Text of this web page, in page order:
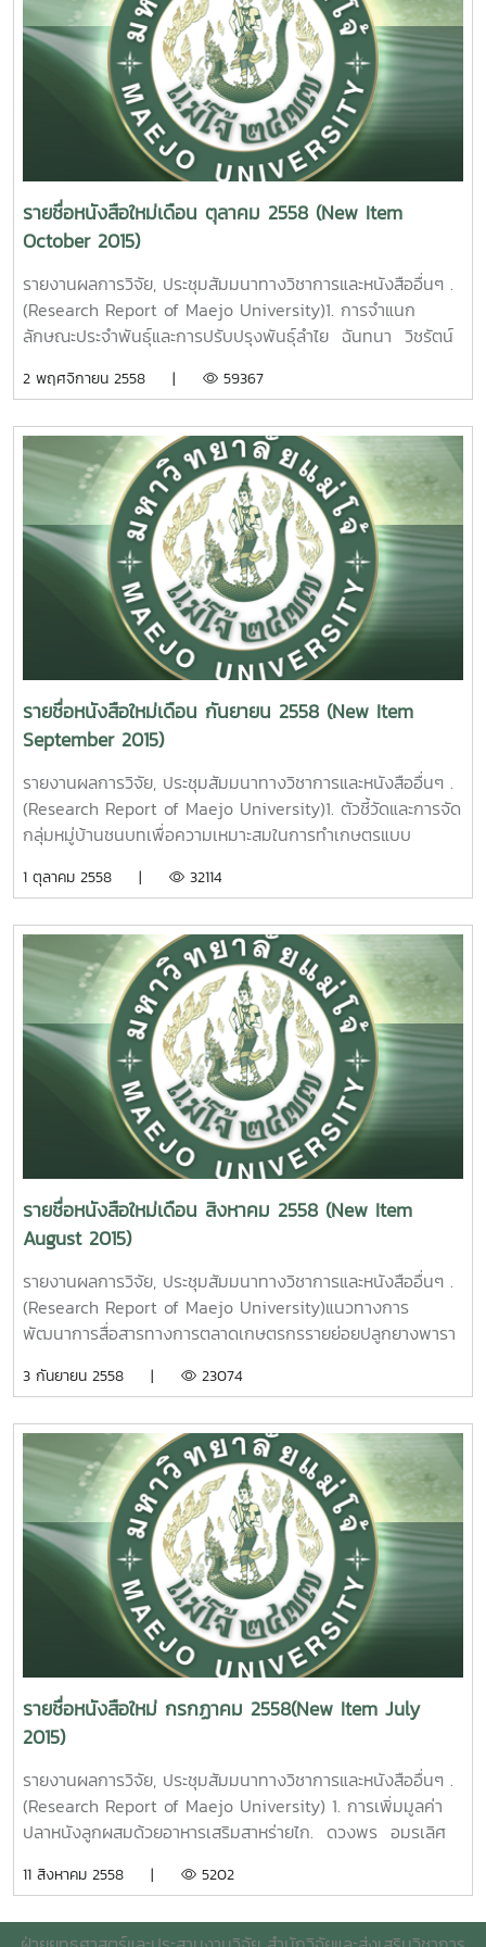
รายชื่อหนังสือใหม่เดือน ตุลาคม 2558 (New Item
October 2015)
รายงานผลการวิจัย, ประชุมสัมมนาทางวิชาการและหนังสืออื่นๆ .
(Research Report of Maejo University)1. การจำแนก
ลักษณะประจำพันธุ์และการปรับปรุงพันธุ์ลำไย ฉันทนา วิชรัตน์
หนังสือ 2558 / ช38. 09 Classification of Longan
Wicharatana Maejo University. 2015. 2. อิทธิพลของ
ต้นตอลำไยต่อการเจริญเติบโตทนแล้งและทนโรคของลำไยพันธุ์
ดอ. นพพร บุญปลอด รายงานผลการวิจัยมหาวิทยาลัยแม่
โจ้44หน้า.เลขเรียกหนังสือ 2558 /ช38. 10 The Influence of
Rootstocks on Growth, Longan Decline, and Drought of
Longan CV. ‘Dew’. Nopporn Boonplod Maejo
University. 2015.
3.
โครงการอนุรักษ์และพัฒนาพันธุ์ลำไย ธีรนุช เจริญกิจ รายงาน
ผลการวิจัยมหาวิทยาลัยแม่โจ้ 45 หน้า. เลขเรียกหนังสือ 2558
/ ช38. 11 Germplasm Resources and Cultivar
Development for Longan [ DimocarpuslonganLour. ] .
Theeranuch Jaroenkit Maejo University. 2015.
4. ผลของวิธีการทำแห้งต่อความสามารถในการต้านออซิเดชั
นของสาหร่ายสไปรูลิน่า [ Spirulina platensis ]. วิจิตรา แดง
หนังสือ 2558 /ช43. 13
Effect of Drying Method on Antioxidant Activities of
Spirulina [ Spirulina platensis ]. Wichittra Daengprok
Maejo University. 2015.
5. การศึกษาศักยภาพในการนำเศษวัสดุจากการตัดแต่งกิ่งลำไย
มาผลิตเอทานอล. มยุรา ศรีกัลยานุกูล รายงานผลการวิจัย
มหาวิทยาลัยแม่โจ้ 80 หน้า. เลขเรียกหนังสือ 2558 / 36
A study on the possibility of longan tree trimming
waste for the bioethanol productionerms
Mayura Srikanlayanukul Maejo University. 2015. 6.
ดัชนีความสุขของชุมชนบริเวณรอบพื้นที่ป่าอนุรักษ์มหาวิทยาลัย
แม่โจ้ – แพร่ ฑีฆา โยธาภักดีรายงานผลการวิจัยมหาวิทยาลัยแม่
โจ้. 70 หน้า. เลขเรียกหนังสือ 2558 / 37
Community Happiness Index around Forest
Conservation of Maejo University Phrae Campus, Phrae
Province Teeka Yotapakdee Maejo University. 2015.
7. ปัจจัยที่เป็นตัวกำหนดการทำเกษตรอินทรีย์ของเกษตรกรใน
พื้นที่ ตำบลแม่แฝก อำเภอสันทราย จังหวัดเชียงใหม่ วีร์ พวง
เพิกศึก รายงานผลการวิจัยมหาวิทยาลัยแม่โจ้ 99 หน้าเลข
เรียกหนังสือ 2558 / 38 Factors Determenant the
Organic Farming of Farmer In Tambon MaeFag Sansai
Chiangmai Thailand .Wee Poungperksuk Maejo
University. 2015.
8. การเต
รียมฟิลม์พอลิพรอพิลีนที่สบายได้ด้วยแสง ธวัฒน์ สร้อยทอง
รายงานผลการวิจัยมหาวิทยาลัยแม่โจ้ 48 หน้า. เลขเรียก
หนังสือ 2558 / 39 reparation of photo-degradable
polypropylene films. Tawat Soltong Maejo University.
2015.
9. การสังเคราะห์
แคลเซียมซิลิเกตจากหอยเชอรี่และแกลบข้าวเพื่อใช้เป็นตัวเร่งปฎิ
กิริยาในไปโอดีเซล รัชดาภรณ์ ปันทะรส รายงานผลการวิจัย
มหาวิทยาลัยแม่โจ้ 67 หน้า. เลขเรียกหนังสือ 2558 / 41
Synthesis of calcium silicate from golden apple snail
and rice husk to use as catalyst in biodiesel.
Ratchadaporn Puntharod Maejo University. 2015.
10. การหาสภาวะที่เหมาะสมในการอบแห้งต่อการสกัดสารต้าน
อนุมูลอิสระในชาสมุนไพร กาญจนา นาคประสม รายงานผลการ
วิจัยมหาวิทยาลัยแม่โจ้ 36 หน้า. เลขเรียกหนังสือ 2558 / 42
2 พฤศจิกายน 2558 | 59367
รายชื่อหนังสือใหม่เดือน กันยายน 2558 (New Item
September 2015)
รายงานผลการวิจัย, ประชุมสัมมนาทางวิชาการและหนังสืออื่นๆ .
(Research Report of Maejo University)1. ตัวชี้วัดและการจัด
กลุ่มหมู่บ้านชนบทเพื่อความเหมาะสมในการทำเกษตรแบบ
มหาวิทยาลัยแม่โจ้ 82 หน้า. เลขเรียกหนังสือ 2558 /
Appropriate in Organic Agricultural Practice. Phahol
Sakkatat Maejo University. 2015. 2.การ
พัฒนาศักยภาพเกษตรกรรายย่อยปลูกยางพาราในภาคเหนือ
ตอนบน. นคเรศ รังควัต รายงานผลการวิจัยมหาวิทยาลัยแม่โจ้
74 หน้า. เลขเรียกหนังสือ 2558 /31
The Efficiency Development of Smallholder
Rubber Farms in Northern, Thailand . Nakarate
Rungkawat Maejo University. 2015. 3. การ
ตรวจสอบปริมาณแก๊สแอมโมเนียที่เป็นพาจากโรงงาน
อุตสาหกรรมเกษตรด้วยเซนเซอร์ที่ประดิษฐ์จากอนุภาคนาโนเฟอริ
กออกไซด์ที่อุณหภูมิต่ำ นิตยา ตาแม่ก๋ง รายงานผลการวิจัย
มหาวิทยาลัยแม่โจ้ 69 หน้า. เลขเรียกหนังสือ 2558 /32
The Monitoring of
Noxious NG3 Gas from agro Industry with Sensors
Fabricated from Fe2O3. Nanoparticles at low
temperature. Nitaya tamaeklong Maejo University.
แวดล้อมโดยใช้ฟิลม์ที่เจือด้วยแพทตินัมจากการสังเคราะห์โดยวิธี
หน้า. เลขเรียกหนังสือ 2558 / 33
Enhance Sensing Performance of Environmentally
Hazardous Gas Based on Hydrothermaly . Synthesis of
Platinum Loaded Vanadium Oxide Films. Viruntachar
Kruefu Maejo University. 2015.5. หัวเรื่องภาษาไทยเปรียบ
เทียบกับหัวเรื่องภาษาอังกฤษของห้องสมุดรัฐสภาอเมริกัน :
กรณีศึกษาคำศัพท์สาขาหลักและคำศัพท์สัมพันธ์แคบกว่าในระดับ
NT1. สุธรรม อุมาแสงทองกุล รายงานผลการวิจัยมหาวิทยาลัยแม่
โจ้ 89 หน้า. เลขเรียกหนังสือ 2558 / 34
Comparison of Thai Subject
Headings and Library of Congress Subject Headings : a
Case Study of Terms Related to Main Subject Fields
and Their First Level of Narrower Terms [NT1] .
Sutham Umasangtongkul Maejo University. 2015. 6.
ฐานข้อมูลภาพยนตร์ดีเด่น : การพัฒนาคอลเลคชั่น งานเทคนิค
ห้องสมุดและการออกแบบโปรแกรมสืบค้นสารสนเทศภาพยนต์ สุ
ธรรม อุมาแสงทองกุล รายงานผลการวิจัยมหาวิทยาลัยแม่โจ้
125 หน้าเลขเรียกหนังสือ 2558 / 35 Best Motion
1 ตุลาคม 2558 | 32114
รายชื่อหนังสือใหม่เดือน สิงหาคม 2558 (New Item
August 2015)
รายงานผลการวิจัย, ประชุมสัมมนาทางวิชาการและหนังสืออื่นๆ .
(Research Report of Maejo University)แนวทางการ
พัฒนาการสื่อสารทางการตลาดเกษตรกรรายย่อยปลูกยางพารา
มหาวิทยาลัยแม่โจ้ 86 หน้า. เลขเรียกหนังสือ 2558 / ช46.
Development for Smallholder Rubber Farms in
Northern, Thailand. Udomwit Nakdontree Maejo
University. 2015.
2. ยุทธศาสตร์
การท่องเที่ยวเชิงนิเวศตำบลแม่แฝก อำเภอสันทราย จังหวัด
เชียงใหม่ พิมพ์ชนก สังข์แก้ว รายงานผลการวิจัยมหาวิทยาลัย
แม่โจ้ 63 หน้า. เลขเรียกหนังสือ 2558 / 23
Ecotourism Strategy of Maefaek Sub-
district, Sansai District, Chiang Mai
Province.Pimchanok Sangkaew Maejo University.
2015.
3. ปัจจัยที่มีผลต่อ
ประสิทธิภาพการผลิตข้าวของเกษตรกรในเขตภาคเหนือตอนบน
อารีย์ เชื้อเมืองพาน รายงานผลการวิจัยมหาวิทยาลัยแม่โจ้ 57
หน้า. เลขเรียกหนังสือ 2558 / 24Factors Enhancing
Efficiency of Farmer Production in Upper Northern
2015. 4. การบริหารจัดการลุ่มน้ำแม่ทาแบบบูรณาการเพื่อ
ทัย มิ่งธิพล รายงานผลการวิจัยมหาวิทยาลัยแม่โจ้ 204
3 กันยายน 2558 | 23074
รายชื่อหนังสือใหม่ กรกฏาคม 2558(New Item July
2015)
รายงานผลการวิจัย, ประชุมสัมมนาทางวิชาการและหนังสืออื่นๆ .
(Research Report of Maejo University) 1. การเพิ่มมูลค่า
ปลาหนังลูกผสมด้วยอาหารเสริมสาหร่ายไก. ดวงพร อมรเลิศ
เรียกหนังสือ 2558 / ช40. 10 Value added of hybrid
pellet feed. Doungporn Amornlerdpison. Maejo
11 สิงหาคม 2558 | 5202